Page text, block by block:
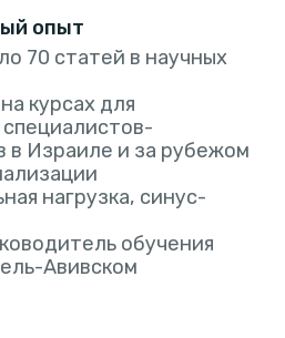
опыт
70 статей в научных
курсах для
в Израиле и за рубежом
нагрузка, синус-
обучения
Авивском